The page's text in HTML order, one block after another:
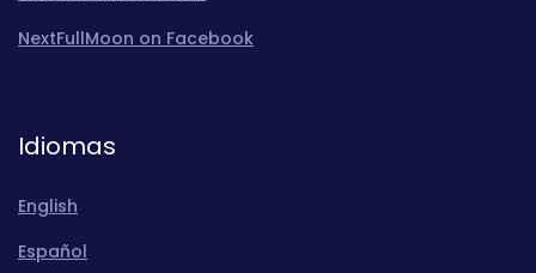
NextFullMoon on Facebook
Idiomas
English
Español